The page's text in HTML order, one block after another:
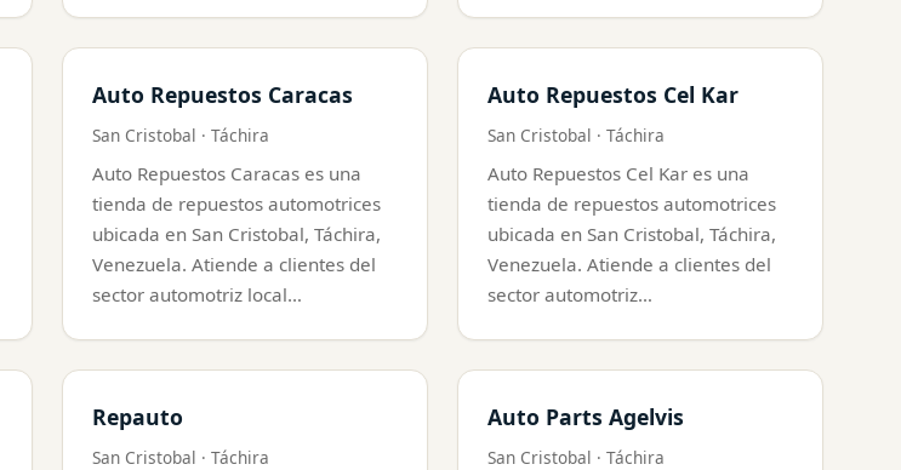
Auto Repuestos Caracas
San Cristobal · Táchira
Auto Repuestos Caracas es una
tienda de repuestos automotrices
ubicada en San Cristobal, Táchira,
Venezuela. Atiende a clientes del
sector automotriz local…
Auto Repuestos Cel Kar
San Cristobal · Táchira
Auto Repuestos Cel Kar es una
tienda de repuestos automotrices
ubicada en San Cristobal, Táchira,
Venezuela. Atiende a clientes del
sector automotriz…
Repauto
San Cristobal · Táchira
Auto Parts Agelvis
San Cristobal · Táchira